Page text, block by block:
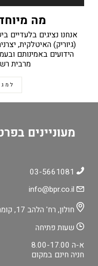
מה
(גיוריק) האיטלקית,
הידועים באמינותם
מרבית
מעוניינים
חולון, רח' הלהב 17, קומה ב' יחידה C-07
שעות פתיחה
א-ה 8.00-17.00
חניה חינם במקום